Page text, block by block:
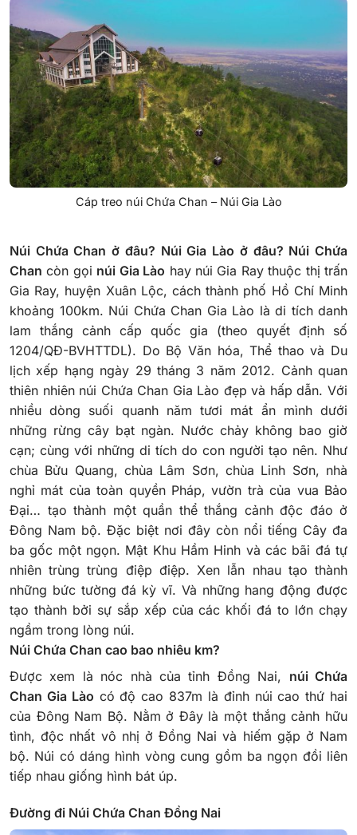
Cáp treo núi Chứa Chan – Núi Gia Lào
Núi Chứa Chan ở đâu? Núi Gia Lào ở đâu? Núi Chứa
Chan còn gọi núi Gia Lào hay núi Gia Ray thuộc thị trấn
Gia Ray, huyện Xuân Lộc, cách thành phố Hồ Chí Minh
khoảng 100km. Núi Chứa Chan Gia Lào là di tích danh
lam thắng cảnh cấp quốc gia (theo quyết định số
1204/QĐ-BVHTTDL). Do Bộ Văn hóa, Thể thao và Du
lịch xếp hạng ngày 29 tháng 3 năm 2012. Cảnh quan
thiên nhiên núi Chứa Chan Gia Lào đẹp và hấp dẫn. Với
nhiều dòng suối quanh năm tươi mát ẩn mình dưới
những rừng cây bạt ngàn. Nước chảy không bao giờ
cạn; cùng với những di tích do con người tạo nên. Như
chùa Bửu Quang, chùa Lâm Sơn, chùa Linh Sơn, nhà
nghỉ mát của toàn quyền Pháp, vườn trà của vua Bảo
Đại… tạo thành một quần thể thắng cảnh độc đáo ở
Đông Nam bộ. Đặc biệt nơi đây còn nổi tiếng Cây đa
ba gốc một ngọn. Mật Khu Hầm Hinh và các bãi đá tự
nhiên trùng trùng điệp điệp. Xen lẫn nhau tạo thành
những bức tường đá kỳ vĩ. Và những hang động được
tạo thành bởi sự sắp xếp của các khối đá to lớn chạy
ngầm trong lòng núi.
Núi Chứa Chan cao bao nhiêu km?
Được xem là nóc nhà của tỉnh Đồng Nai, núi Chứa
Chan Gia Lào có độ cao 837m là đỉnh núi cao thứ hai
của Đông Nam Bộ. Nằm ở Đây là một thắng cảnh hữu
tình, độc nhất vô nhị ở Đồng Nai và hiếm gặp ở Nam
bộ. Núi có dáng hình vòng cung gồm ba ngọn đồi liên
tiếp nhau giống hình bát úp.
Đường đi Núi Chứa Chan Đồng Nai